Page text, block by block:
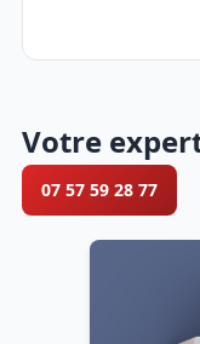
Votre
07 57 59 28 77